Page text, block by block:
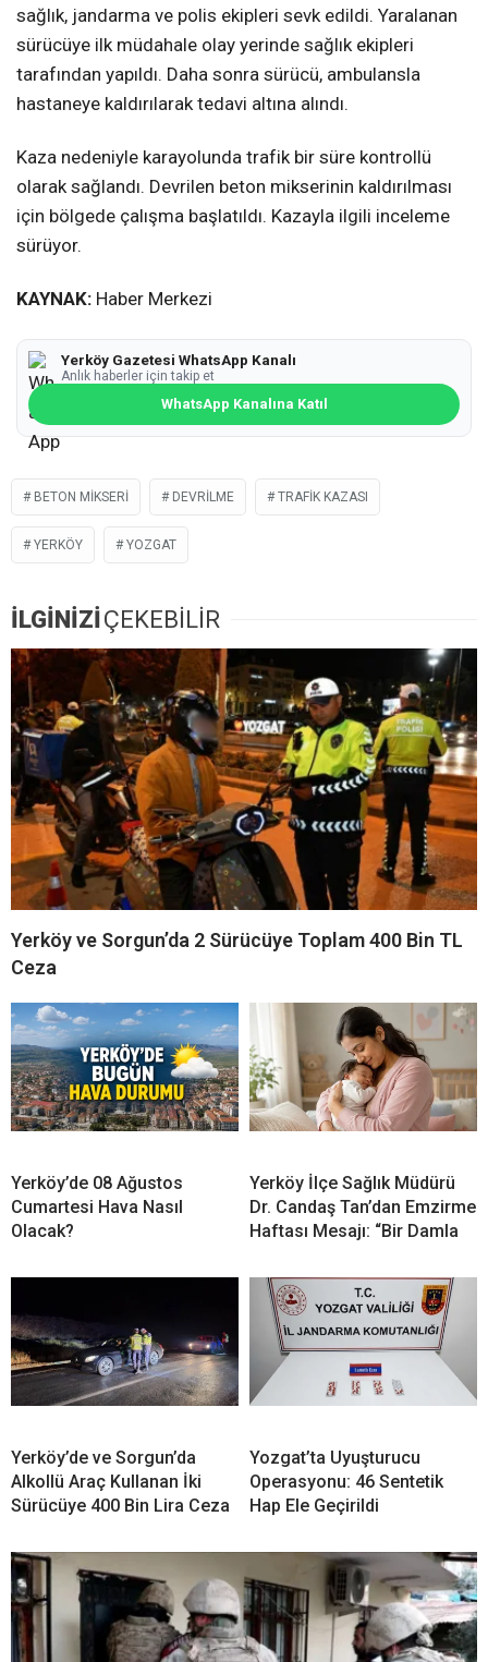
sağlık, jandarma ve polis ekipleri sevk edildi. Yaralanan
sürücüye ilk müdahale olay yerinde sağlık ekipleri
tarafından yapıldı. Daha sonra sürücü, ambulansla
hastaneye kaldırılarak tedavi altına alındı.
Kaza nedeniyle karayolunda trafik bir süre kontrollü
olarak sağlandı. Devrilen beton mikserinin kaldırılması
için bölgede çalışma başlatıldı. Kazayla ilgili inceleme
sürüyor.
KAYNAK: Haber Merkezi
Yerköy Gazetesi WhatsApp Kanalı
Anlık haberler için takip et
WhatsApp Kanalına Katıl
BETON MIKSERI DEVRILME TRAFIK KAZASI
YERKÖY YOZGAT
İLGİNİZİÇEKEBİLİR
Yerköy ve Sorgun’da 2 Sürücüye Toplam 400 Bin TL
Ceza
Yerköy’de 08 Ağustos
Cumartesi Hava Nasıl
Olacak?
Yerköy İlçe Sağlık Müdürü
Dr. Candaş Tan’dan Emzirme
Haftası Mesajı: “Bir Damla
Yerköy’de ve Sorgun’da
Alkollü Araç Kullanan İki
Sürücüye 400 Bin Lira Ceza
Yozgat’ta Uyuşturucu
Operasyonu: 46 Sentetik
Hap Ele Geçirildi